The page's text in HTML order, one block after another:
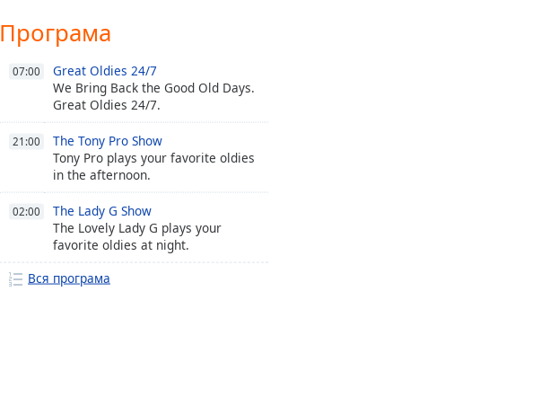
Програма
07:00
Great Oldies 24/7
We Bring Back the Good Old Days.
Great Oldies 24/7.
21:00
The Tony Pro Show
Tony Pro plays your favorite oldies
in the afternoon.
02:00
The Lady G Show
The Lovely Lady G plays your
favorite oldies at night.
Вся програма